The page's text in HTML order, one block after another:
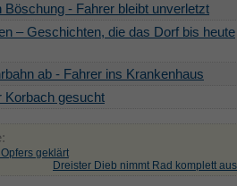
- Fahrer bleibt unverletzt
– Geschichten, die das Dorf bis heute
ab - Fahrer ins Krankenhaus
Korbach gesucht
geklärt
Dreister Dieb nimmt Rad komplett